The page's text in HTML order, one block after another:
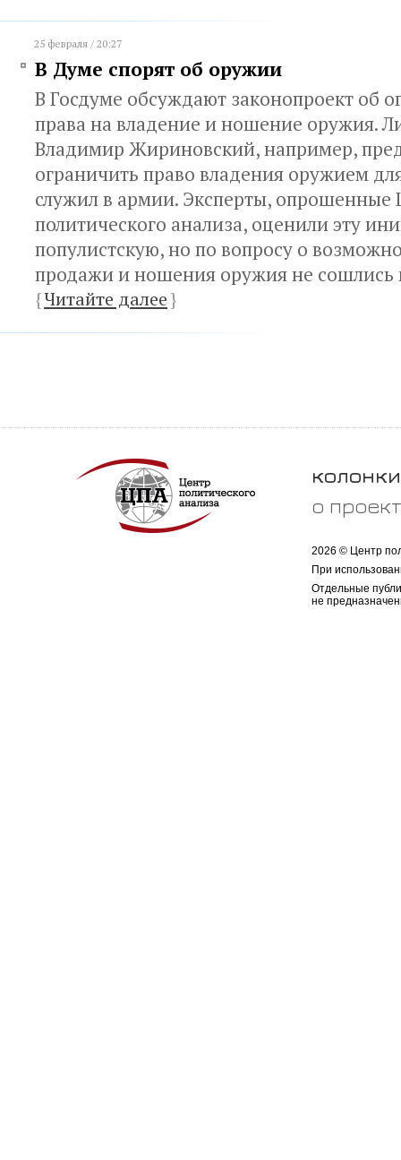
25 февраля / 20:27
В Думе спорят об оружии
В Госдуме обсуждают законопроект об
права на владение и ношение оружия.
Владимир Жириновский, например,
ограничить право владения оружием
служил в армии. Эксперты, опрошенные
политического анализа, оценили эту
популистскую, но по вопросу о
продажи и ношения оружия не сошлись
{Читайте далее}
колонки
о
2026 © Центр
При
Отдельные
не